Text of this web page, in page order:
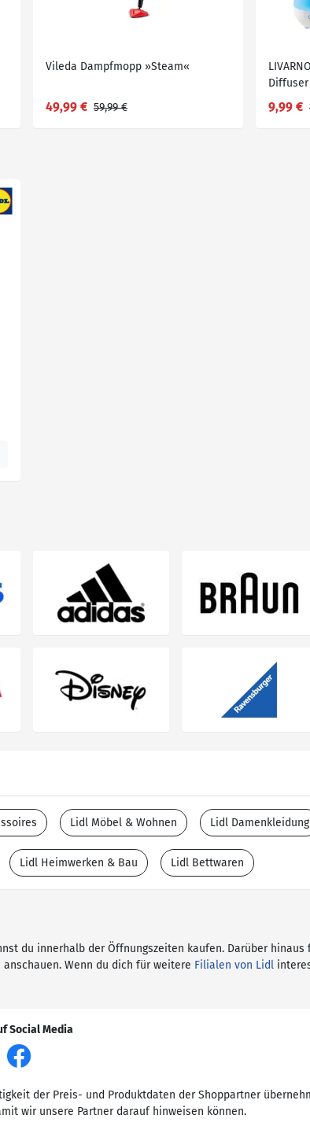
Vileda Dampfmopp »Steam«
49,99 € 59,99 €
Diffuser
9,99 €
Lidl Möbel & Wohnen Lidl Damenkleidung
Lidl Heimwerken & Bau Lidl Bettwaren
du innerhalb der Öffnungszeiten kaufen. Darüber
Wenn du dich für weitere Filialen von Lidl
Social Media
der Preis- und Produktdaten der Shoppartner
wir unsere Partner darauf hinweisen können.